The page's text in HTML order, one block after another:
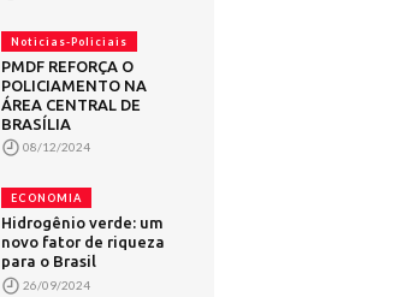
Noticias-Policiais
PMDF REFORÇA O
POLICIAMENTO NA
ÁREA CENTRAL DE
BRASÍLIA
08/12/2024
ECONOMIA
Hidrogênio verde: um
novo fator de riqueza
para o Brasil
26/09/2024